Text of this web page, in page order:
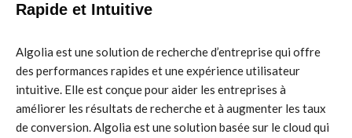
Rapide et Intuitive
Algolia est une solution de recherche d’entreprise qui offre
des performances rapides et une expérience utilisateur
intuitive. Elle est conçue pour aider les entreprises à
améliorer les résultats de recherche et à augmenter les taux
de conversion. Algolia est une solution basée sur le cloud qui